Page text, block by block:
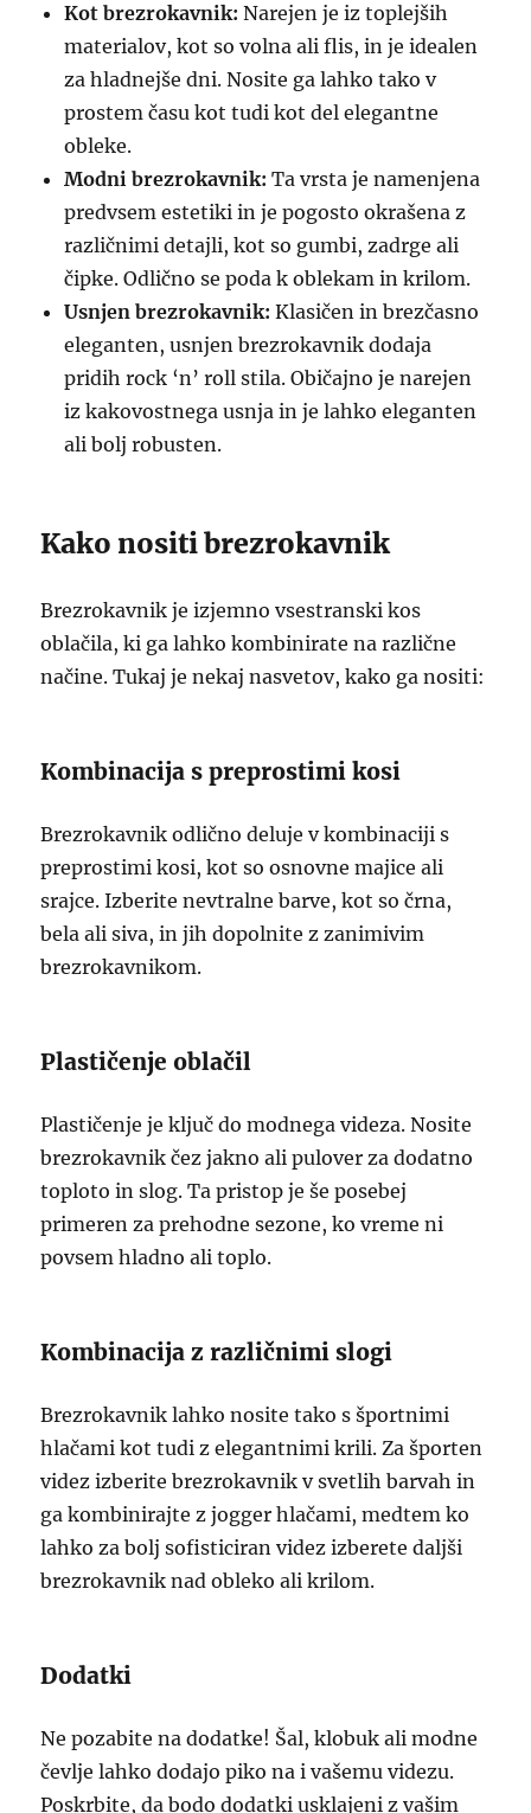
Kot brezrokavnik: Narejen je iz toplejših
materialov, kot so volna ali flis, in je idealen
za hladnejše dni. Nosite ga lahko tako v
prostem času kot tudi kot del elegantne
obleke.
Modni brezrokavnik: Ta vrsta je namenjena
predvsem estetiki in je pogosto okrašena z
različnimi detajli, kot so gumbi, zadrge ali
čipke. Odlično se poda k oblekam in krilom.
Usnjen brezrokavnik: Klasičen in brezčasno
eleganten, usnjen brezrokavnik dodaja
pridih rock ‘n’ roll stila. Običajno je narejen
iz kakovostnega usnja in je lahko eleganten
ali bolj robusten.
Kako nositi brezrokavnik
Brezrokavnik je izjemno vsestranski kos
oblačila, ki ga lahko kombinirate na različne
načine. Tukaj je nekaj nasvetov, kako ga nositi:
Kombinacija s preprostimi kosi
Brezrokavnik odlično deluje v kombinaciji s
preprostimi kosi, kot so osnovne majice ali
srajce. Izberite nevtralne barve, kot so črna,
bela ali siva, in jih dopolnite z zanimivim
brezrokavnikom.
Plastičenje oblačil
Plastičenje je ključ do modnega videza. Nosite
brezrokavnik čez jakno ali pulover za dodatno
toploto in slog. Ta pristop je še posebej
primeren za prehodne sezone, ko vreme ni
povsem hladno ali toplo.
Kombinacija z različnimi slogi
Brezrokavnik lahko nosite tako s športnimi
hlačami kot tudi z elegantnimi krili. Za športen
videz izberite brezrokavnik v svetlih barvah in
ga kombinirajte z jogger hlačami, medtem ko
lahko za bolj sofisticiran videz izberete daljši
brezrokavnik nad obleko ali krilom.
Dodatki
Ne pozabite na dodatke! Šal, klobuk ali modne
čevlje lahko dodajo piko na i vašemu videzu.
Poskrbite, da bodo dodatki usklajeni z vašim